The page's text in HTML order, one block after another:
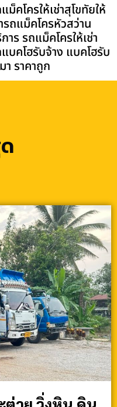
ม็คโครให้เช่าสุโขทัยให้
รถแม็คโครหัวสว่าน
าร รถแม็คโครให้เช่า
บคโฮรับจ้าง แบคโฮรับ
า ราคาถูก